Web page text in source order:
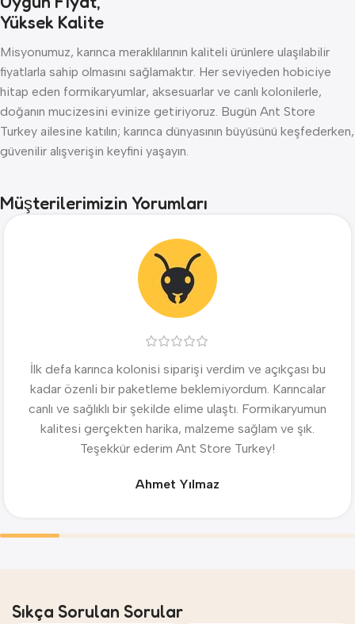
Yüksek Kalite
Misyonumuz, karınca meraklılarının kaliteli ürünlere ulaşılabilir
fiyatlarla sahip olmasını sağlamaktır. Her seviyeden hobiciye
hitap eden formikaryumlar, aksesuarlar ve canlı kolonilerle,
doğanın mucizesini evinize getiriyoruz. Bugün Ant Store
Turkey ailesine katılın; karınca dünyasının büyüsünü keşfederken,
güvenilir alışverişin keyfini yaşayın.
Müşterilerimizin Yorumları
İlk defa karınca kolonisi siparişi verdim ve açıkçası bu
kadar özenli bir paketleme beklemiyordum. Karıncalar
canlı ve sağlıklı bir şekilde elime ulaştı. Formikaryumun
kalitesi gerçekten harika, malzeme sağlam ve şık.
Teşekkür ederim Ant Store Turkey!
Ahmet Yılmaz
Sıkça Sorulan Sorular